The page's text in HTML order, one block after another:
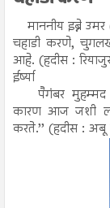
माननीय इब्ने
चहाडी करणे,
आहे. (हदीस :
ईर्ष्या
पैगंबर मुहम्मद
कारण आज जशी
करते.’’ (हदीस : अबू